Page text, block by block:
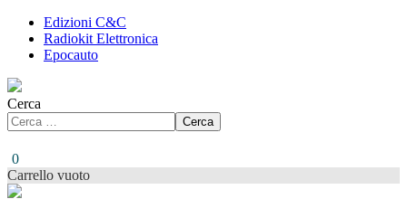
Edizioni C&C
Radiokit Elettronica
Epocauto
Cerca
Cerca
0
Carrello vuoto